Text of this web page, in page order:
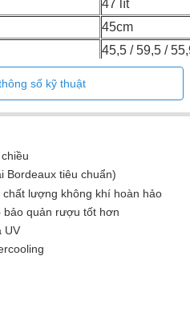
47 lít
45cm
45,5 / 59,5 /
(có bao bì)
chiều
45 - 45,2 / 56 -
41kg
số kỹ thuật
Bordeaux tiêu chuẩn)
lượng không khí hoàn hảo
bảo quản rượu tốt hơn
UV